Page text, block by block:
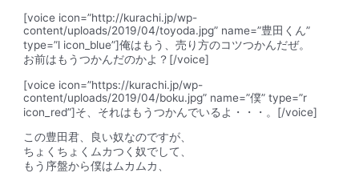
[voice icon=”http://kurachi.jp/wp-
content/uploads/2019/04/toyoda.jpg” name=”豊田くん”
type=”l icon_blue”]俺はもう、売り方のコツつかんだぜ。
お前はもうつかんだのかよ？[/voice]
[voice icon=”https://kurachi.jp/wp-
content/uploads/2019/04/boku.jpg” name=”僕” type=”r
icon_red”]そ、それはもうつかんでいるよ・・・。[/voice]
この豊田君、良い奴なのですが、
ちょくちょくムカつく奴でして、
もう序盤から僕はムカムカ、